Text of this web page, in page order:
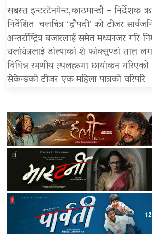
सबस्त इन्टरटेनमेन्ट,काठमान्डौ – निर्देशक
निर्देशित चलचित्र ‘द्रौपदी’ को टीजर
अन्तर्राष्ट्रिय बजारलाई समेत मध्यनजर गरि
चलचित्रलाई डोल्पाको शे फोक्सुण्डो ताल
विभिन्न रमणीय स्थलहरुमा छायांकन
सेकेन्डको टीजर एक महिला पात्रको वरिपरि